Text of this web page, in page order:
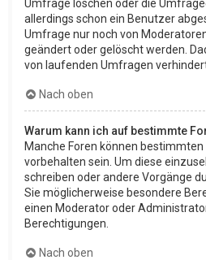
Umfrage löschen oder die
allerdings schon ein Benutzer
Umfrage nur noch von
geändert oder gelöscht werden.
von laufenden Umfragen
Nach oben
Warum kann ich auf bestimmte
Manche Foren können
vorbehalten sein. Um diese
schreiben oder andere Vorgänge
Sie möglicherweise besondere
einen Moderator oder
Berechtigungen.
Nach oben